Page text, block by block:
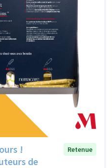
!
de
Retenue